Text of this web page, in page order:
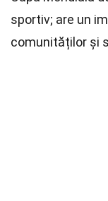
sportiv; are un
comunităților și